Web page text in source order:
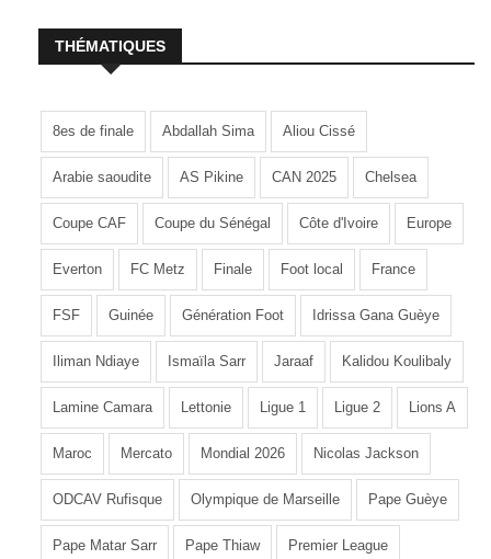
THÉMATIQUES
8es de finale Abdallah Sima Aliou Cissé
Arabie saoudite AS Pikine CAN 2025 Chelsea
Coupe CAF Coupe du Sénégal Côte d'Ivoire Europe
Everton FC Metz Finale Foot local France
FSF Guinée Génération Foot Idrissa Gana Guèye
Iliman Ndiaye Ismaïla Sarr Jaraaf Kalidou Koulibaly
Lamine Camara Lettonie Ligue 1 Ligue 2 Lions A
Maroc Mercato Mondial 2026 Nicolas Jackson
ODCAV Rufisque Olympique de Marseille Pape Guèye
Pape Matar Sarr Pape Thiaw Premier League